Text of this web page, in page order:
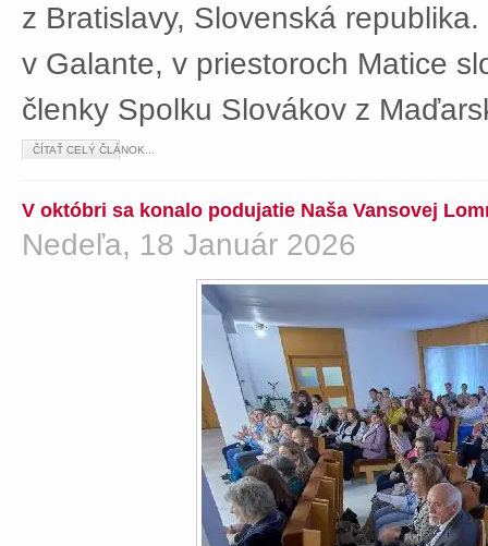
z Bratislavy, Slovenská
v Galante, v priestoroch Matice
členky Spolku Slovákov z
ČÍTAŤ CELÝ ČLÁNOK...
V októbri sa konalo podujatie Naša Vansovej
Nedeľa, 18 Január 2026